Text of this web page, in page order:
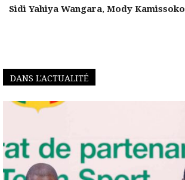
Sidi Yahiya Wangara, Mody Kamissoko
DANS L'ACTUALITÉ